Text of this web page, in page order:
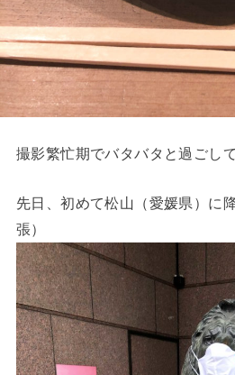
撮影繁忙期でバタバタと過ごし
先日、初めて松山（愛媛県）に
張）